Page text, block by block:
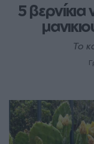
5 βερνίκια
Το